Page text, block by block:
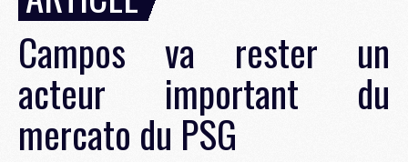
Campos va rester un
acteur important du
mercato du PSG